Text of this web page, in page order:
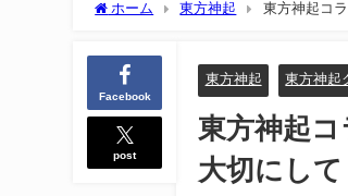
ホーム 東方神起 東方神起コ
Facebook
post
東方神起 東方神起
東方神起
大切にして